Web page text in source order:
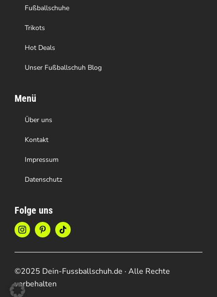
Produktseite
gewählt
werden
Fußballschuhe
Trikots
Hot Deals
Unser Fußballschuh Blog
Menü
Über uns
Kontakt
Impressum
Datenschutz
Folge uns
©2025 Dein-Fussballschuh.de · Alle Rechte
vorbehalten